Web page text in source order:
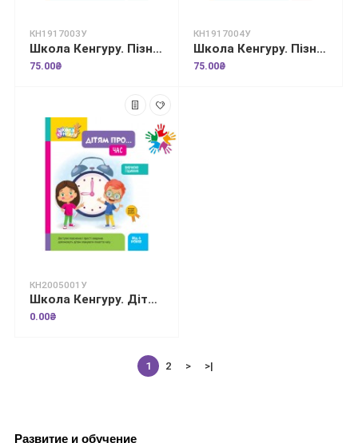
КН1917003У
Школа Кенгуру. Пізнаємо світ. III крок
75.00₴
КН1917004У
Школа Кенгуру. Пізнаємо світ. IV крок
75.00₴
КН2005001У
Школа Кенгуру. Дітям про... Час
0.00₴
1 2 > >|
Развитие и обучение